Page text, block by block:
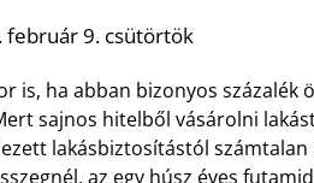
február 9. csütörtök
is, ha abban bizonyos százalék
sajnos hitelből vásárolni
lakásbiztosítástól számtalan
az egy húsz éves